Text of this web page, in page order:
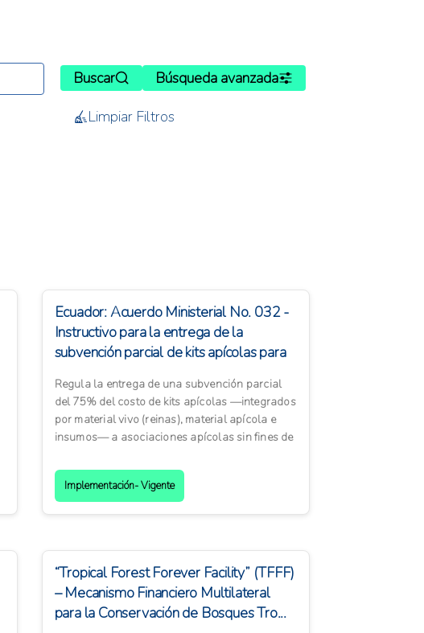
Buscar
Búsqueda avanzada
Limpiar Filtros
Ecuador: Acuerdo Ministerial No. 032 -
Instructivo para la entrega de la
subvención parcial de kits apícolas para
Regula la entrega de una subvención parcial
del 75% del costo de kits apícolas —integrados
por material vivo (reinas), material apícola e
insumos— a asociaciones apícolas sin fines de
Implementación- Vigente
“Tropical Forest Forever Facility” (TFFF)
– Mecanismo Financiero Multilateral
para la Conservación de Bosques Tro...